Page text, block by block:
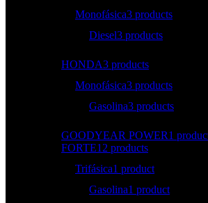
Monofásica3 products
Diesel3 products
HONDA3 products
Monofásica3 products
Gasolina3 products
GOODYEAR POWER1
FORTE12 products
Trifásica1 product
Gasolina1 product